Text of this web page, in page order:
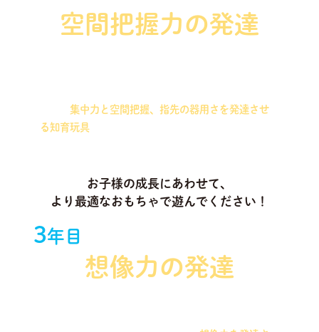
空間把握力の発達
集中力と空間把握、指先の器用さを発達させ
る知育玩具
お子様の成長にあわせて、
より最適なおもちゃで遊んでください！
3年目
想像力の発達